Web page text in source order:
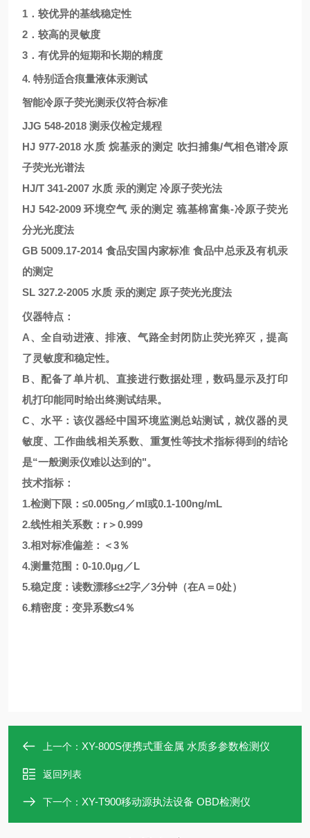
1．较优异的基线稳定性
2．较高的灵敏度
3．有优异的短期和长期的精度
4. 特别适合痕量液体汞测试
智能冷原子荧光测汞仪符合标准
JJG 548-2018 测汞仪检定规程
HJ 977-2018 水质 烷基汞的测定 吹扫捕集/气相色谱冷原
子荧光光谱法
HJ/T 341-2007 水质 汞的测定 冷原子荧光法
HJ 542-2009 环境空气 汞的测定 巯基棉富集-冷原子荧光
分光光度法
GB 5009.17-2014 食品安国内家标准 食品中总汞及有机汞
的测定
SL 327.2-2005 水质 汞的测定 原子荧光光度法
仪器特点：
A、全自动进液、排液、气路全封闭防止荧光猝灭，提高
了灵敏度和稳定性。
B、配备了单片机、直接进行数据处理，数码显示及打印
机打印能同时给出终测试结果。
C、水平：该仪器经中国环境监测总站测试，就仪器的灵
敏度、工作曲线相关系数、重复性等技术指标得到的结论
是“一般测汞仪难以达到的"。
技术指标：
1.检测下限：≤0.005ng／ml或0.1-100ng/mL
2.线性相关系数：r＞0.999
3.相对标准偏差：＜3％
4.测量范围：0-10.0μg／L
5.稳定度：读数漂移≤±2字／3分钟（在A＝0处）
6.精密度：变异系数≤4％
上一个： XY-800S便携式重金属 水质多参数检测仪
返回列表
下一个： XY-T900移动源执法设备 OBD检测仪